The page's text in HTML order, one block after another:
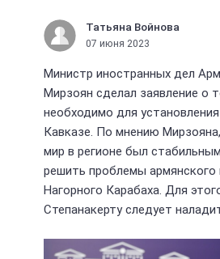
Татьяна Войнова
07 июня 2023
Министр иностранных дел
Мирзоян сделал заявление о
необходимо для
Кавказе. По мнению
мир в регионе был
решить проблемы армянского
Нагорного Карабаха. Для
Степанакерту следует